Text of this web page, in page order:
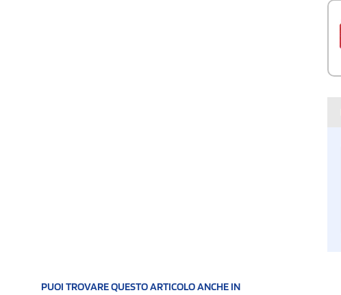
PUOI TROVARE QUESTO ARTICOLO ANCHE IN